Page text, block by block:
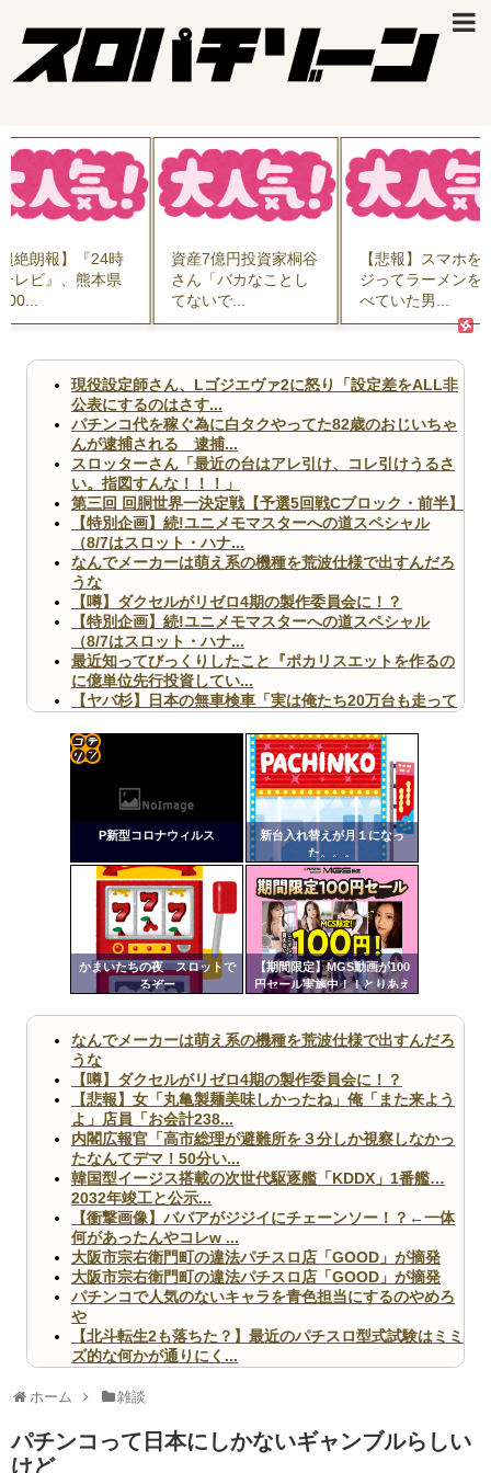
資産7億円投資家桐谷
さん「バカなことし
てないで...
【悲報】スマホをイ
ジってラーメンを食
べていた男...
結婚相談所
ん、子なし
論を述べて
現役設定師さん、Lゴジエヴァ2に怒り「設定差をALL非
公表にするのはさす...
パチンコ代を稼ぐ為に白タクやってた82歳のおじいちゃ
んが逮捕される 逮捕...
スロッターさん「最近の台はアレ引け、コレ引けうるさ
い。指図すんな！！！」
第三回 回胴世界一決定戦【予選5回戦Cブロック・前半】
【特別企画】続!ユニメモマスターへの道スペシャル
（8/7はスロット・ハナ...
なんでメーカーは萌え系の機種を荒波仕様で出すんだろ
うな
【噂】ダクセルがリゼロ4期の製作委員会に！？
【特別企画】続!ユニメモマスターへの道スペシャル
（8/7はスロット・ハナ...
最近知ってびっくりしたこと『ポカリスエットを作るの
に億単位先行投資してい...
【ヤバ杉】日本の無車検車「実は俺たち20万台も走って
【閲覧注意】俺が近くにいると機械が壊れるんだけどさ
【画像】ペプシコーラ社、「こういうのでいいんだよ」
Powered by livedoor 相互RSS
P新型コロナウィルス
新台入れ替えが月１になっ
た。。。
かまいたちの夜 スロットで
るぞー
【期間限定】MGS動画が100
円セール実施中！！とりあえ
定リ
ンク
自動
更新
ツー
なんでメーカーは萌え系の機種を荒波仕様で出すんだろ
うな
【噂】ダクセルがリゼロ4期の製作委員会に！？
【悲報】女「丸亀製麺美味しかったね」俺「また来よう
よ」店員「お会計238...
内閣広報官「高市総理が避難所を３分しか視察しなかっ
たなんてデマ！50分い...
韓国型イージス搭載の次世代駆逐艦「KDDX」1番艦…
2032年竣工と公示...
【衝撃画像】ババアがジジイにチェーンソー！？←一体
何があったんやコレw ...
大阪市宗右衛門町の違法パチスロ店「GOOD」が摘発
大阪市宗右衛門町の違法パチスロ店「GOOD」が摘発
パチンコで人気のないキャラを青色担当にするのやめろ
や
【北斗転生2も落ちた？】最近のパチスロ型式試験はミミ
ズ的な何かが通りにく...
いヤバいか教えて？...
ホーム 雑談
パチンコって日本にしかないギャンブルらしい
けど